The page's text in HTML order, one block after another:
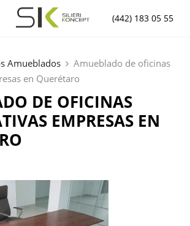
(442) 183 05 55
Amueblados
Amueblado de oficinas
en Querétaro
DE OFICINAS
EMPRESAS EN